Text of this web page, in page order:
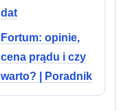
dat
Fortum: opinie,
cena prądu i czy
warto? | Poradnik